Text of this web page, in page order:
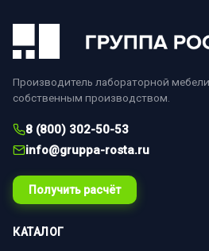
Производитель лабораторной
собственным производством.
8 (800) 302-50-53
info@gruppa-rosta.ru
Получить расчёт
КАТАЛОГ